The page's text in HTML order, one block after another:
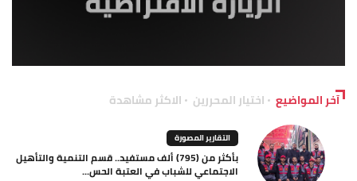
آخر المواضيع اختيار المحررين الاكثر مشاهدة
التقارير المصورة
بأكثر من (795) ألف مستفيد.. قسم التنمية والتأهيل
الاجتماعي للشباب في العتبة الحس...